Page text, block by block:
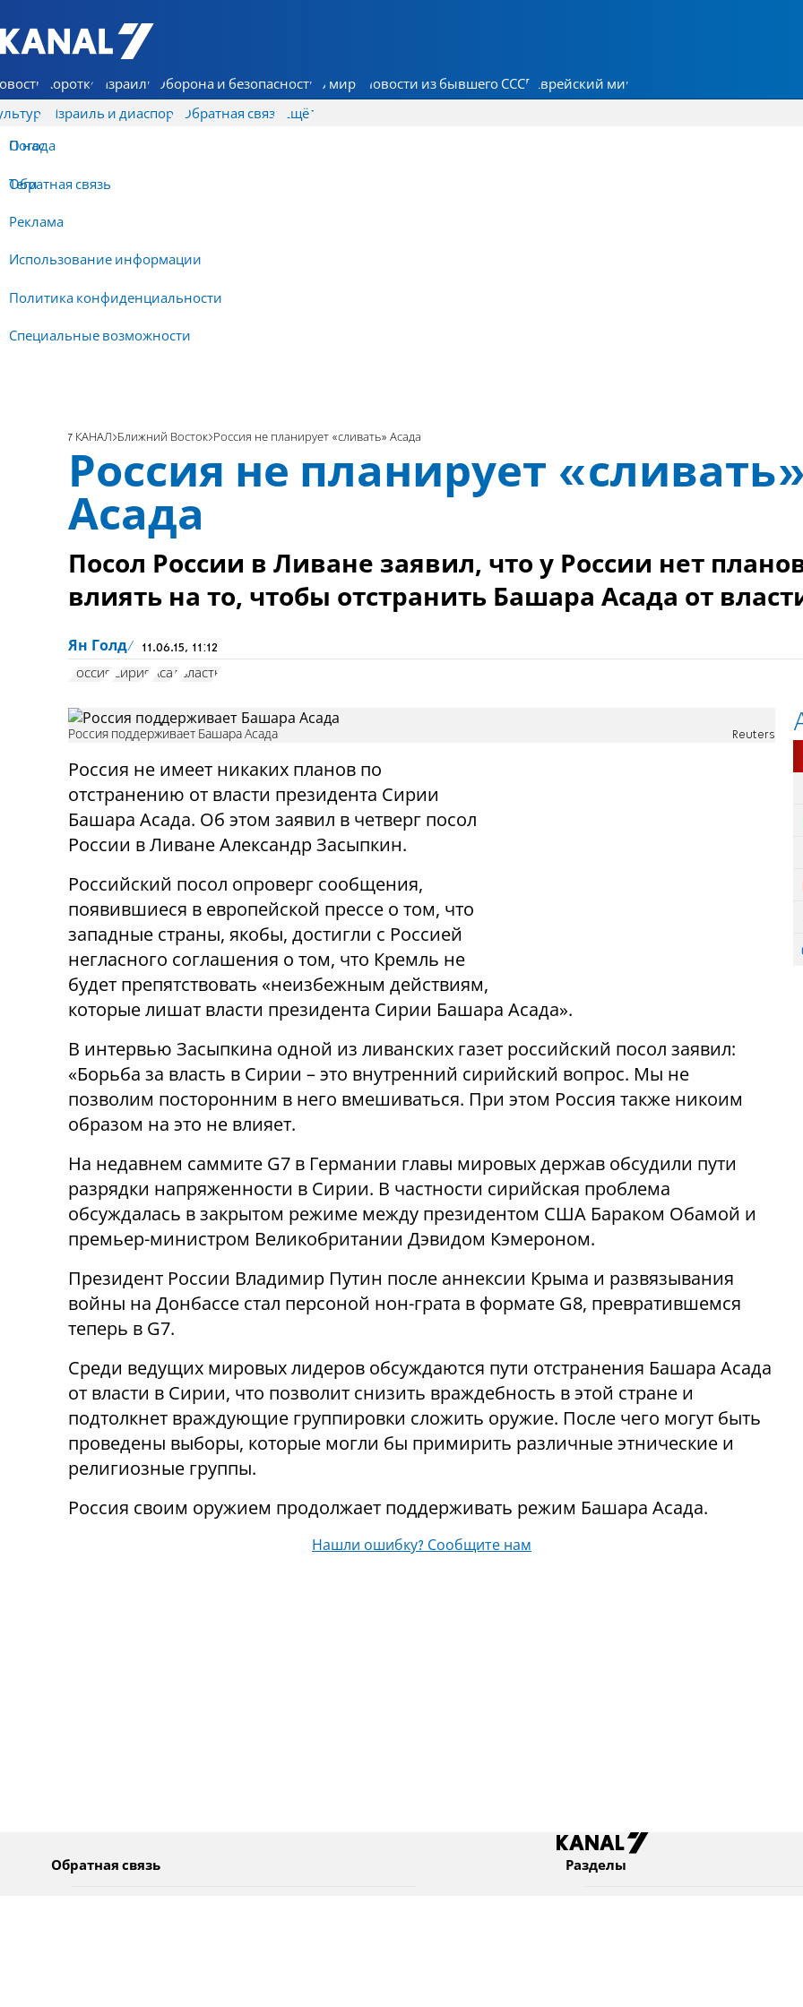
7 КАНАЛ - Аруц Шева
Коротко Израиль Оборона и безопасность В мире Новости из бывшего СССР Еврейский мир
Израиль и диаспора Обратная связь
О нас
Обратная связь
Реклама
Использование информации
Политика конфиденциальности
Специальные возможности
Ещё
Погода
Теги
7 КАНАЛ Ближний Восток Россия не планирует «сливать» Асада
Россия не планирует «сливать»
Асада
Посол России в Ливане заявил, что у России нет
влиять на то, чтобы отстранить Башара Асада от
Ян Голд 11.06.15, 11:12
Россия Сирия Асад власть
Россия поддерживает Башара Асада Reuters
Россия не имеет никаких планов по
отстранению от власти президента Сирии
Башара Асада. Об этом заявил в четверг посол
России в Ливане Александр Засыпкин.
Российский посол опроверг сообщения,
появившиеся в европейской прессе о том, что
западные страны, якобы, достигли с Россией
негласного соглашения о том, что Кремль не
будет препятствовать «неизбежным действиям,
которые лишат власти президента Сирии Башара Асада».
В интервью Засыпкина одной из ливанских газет российский посол заявил:
«Борьба за власть в Сирии – это внутренний сирийский вопрос. Мы не
позволим посторонним в него вмешиваться. При этом Россия также никоим
образом на это не влияет.
На недавнем саммите G7 в Германии главы мировых держав обсудили пути
разрядки напряженности в Сирии. В частности сирийская проблема
обсуждалась в закрытом режиме между президентом США Бараком Обамой и
премьер-министром Великобритании Дэвидом Кэмероном.
Президент России Владимир Путин после аннексии Крыма и развязывания
войны на Донбассе стал персоной нон-грата в формате G8, превратившемся
теперь в G7.
Среди ведущих мировых лидеров обсуждаются пути отстранения Башара Асада
от власти в Сирии, что позволит снизить враждебность в этой стране и
подтолкнет враждующие группировки сложить оружие. После чего могут быть
проведены выборы, которые могли бы примирить различные этнические и
религиозные группы.
Россия своим оружием продолжает поддерживать режим Башара Асада.
Нашли ошибку? Сообщите нам
Обратная связь Разделы